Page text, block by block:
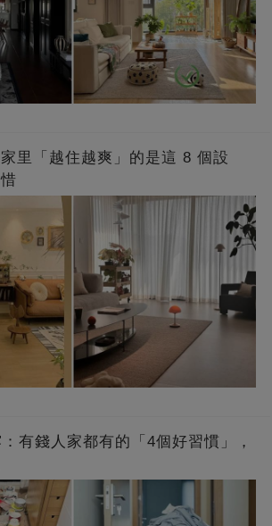
里「越住越爽」的是這 8 個設
有錢人家都有的「4個好習慣」，